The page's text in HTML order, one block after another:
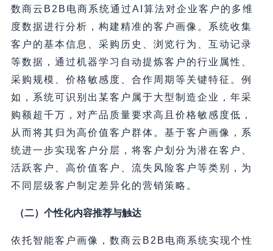
数商云B2B电商系统通过AI算法对企业客户的多维
度数据进行分析，构建精准的客户画像。系统收集
客户的基本信息、采购历史、浏览行为、互动记录
等数据，通过机器学习自动提炼客户的行业属性、
采购规模、价格敏感度、合作周期等关键特征。例
如，系统可识别出某客户属于大型制造企业，年采
购额超千万，对产品质量要求高且价格敏感度低，
从而将其归为高价值客户群体。基于客户画像，系
统进一步实现客户分层，将客户划分为潜在客户、
活跃客户、高价值客户、流失风险客户等类别，为
不同层级客户制定差异化的营销策略。
（二）个性化内容推荐与触达
依托智能客户画像，数商云B2B电商系统实现个性